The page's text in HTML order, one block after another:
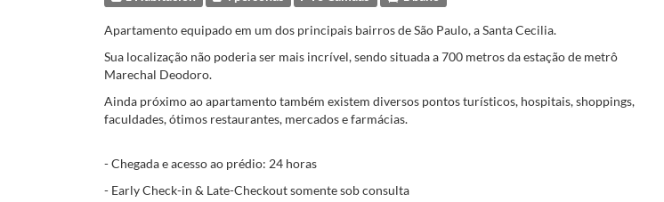
Apartamento equipado em um dos principais bairros de São Paulo, a Santa Cecilia.
Sua localização não poderia ser mais incrível, sendo situada a 700 metros da estação de metrô
Marechal Deodoro.
Ainda próximo ao apartamento também existem diversos pontos turísticos, hospitais, shoppings,
faculdades, ótimos restaurantes, mercados e farmácias.
- Chegada e acesso ao prédio: 24 horas
- Early Check-in & Late-Checkout somente sob consulta